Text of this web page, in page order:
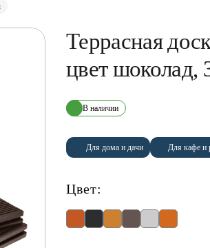
Террасная
цвет шоколад,
В наличии
Для дома и дачи Для кафе и
Цвет: